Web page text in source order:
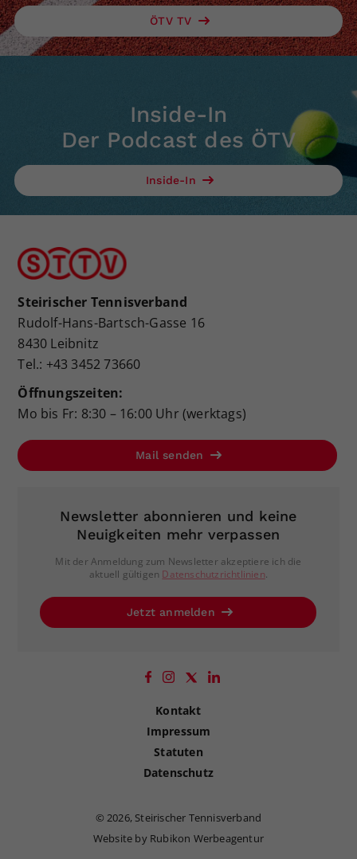
ÖTV TV
Inside-In
Der Podcast des ÖTV
Inside-In
Steirischer Tennisverband
Rudolf-Hans-Bartsch-Gasse 16
8430 Leibnitz
Tel.: +43 3452 73660
Öffnungszeiten:
Mo bis Fr: 8:30 – 16:00 Uhr (werktags)
Mail senden
Newsletter abonnieren und keine
Neuigkeiten mehr verpassen
Mit der Anmeldung zum Newsletter akzeptiere ich die
aktuell gültigen Datenschutzrichtlinien.
Jetzt anmelden
Kontakt
Impressum
Statuten
Datenschutz
©2026, Steirischer Tennisverband
Website by Rubikon Werbeagentur